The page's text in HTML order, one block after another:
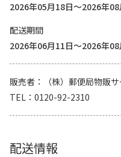
2026年05月18日～2026年08
配送期間
2026年06月11日～2026年08
販売者
（株）郵便局物販
TEL
0120-92-2310
配送情報